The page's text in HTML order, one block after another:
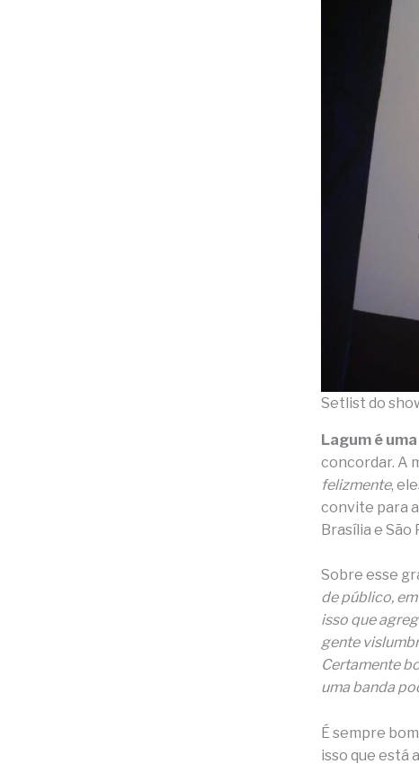
Setlist do
Lagum é
concordar. A
felizmente,
convite para
Brasília e São
Sobre esse
de público,
isso que
gente
Certamente
uma banda
É sempre
isso que está